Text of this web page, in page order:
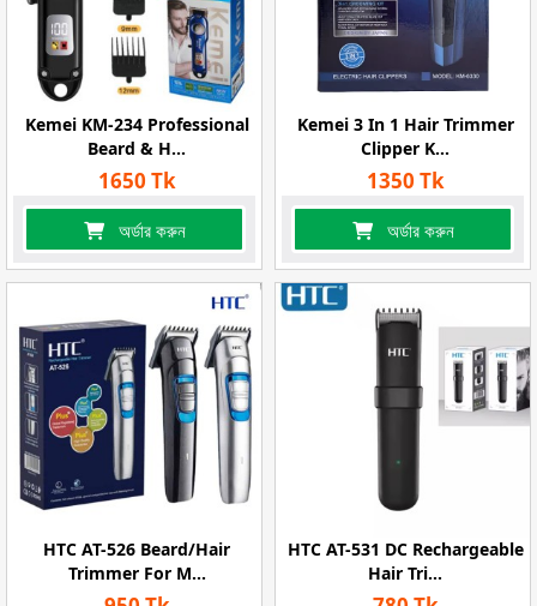
Kemei KM-234 Professional
Beard & H...
1650 Tk
অর্ডার করুন
Kemei 3 In 1 Hair Trimmer
Clipper K...
1350 Tk
অর্ডার করুন
HTC AT-526 Beard/Hair
Trimmer For M...
HTC AT-531 DC Rechargeable
Hair Tri...